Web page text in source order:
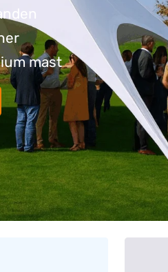
mast